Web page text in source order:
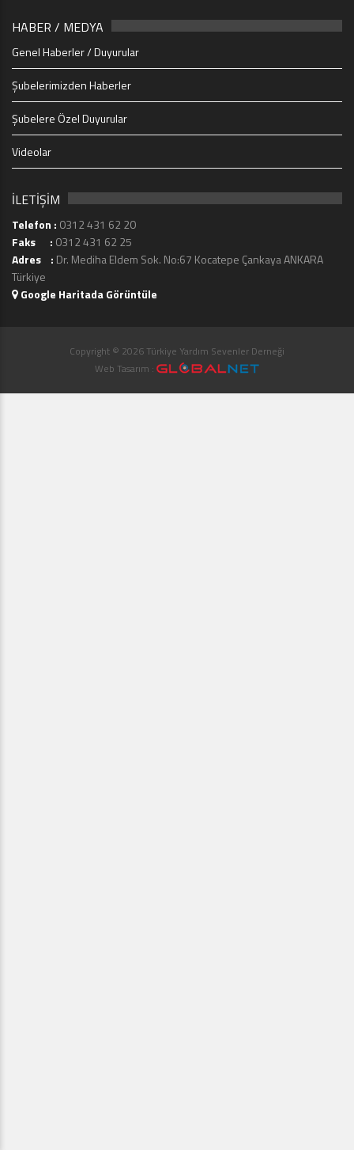
HABER / MEDYA
Genel Haberler / Duyurular
Şubelerimizden Haberler
Şubelere Özel Duyurular
Videolar
İLETİŞİM
Telefon : 0312 431 62 20
Faks : 0312 431 62 25
Adres : Dr. Mediha Eldem Sok. No:67 Kocatepe Çankaya ANKARA
Türkiye
Google Haritada Görüntüle
Copyright © 2026 Türkiye Yardım Sevenler Derneği
Web Tasarım :